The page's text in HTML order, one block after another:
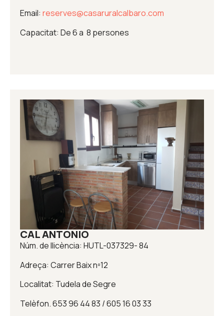
Email: reserves@casaruralcalbaro.com
Capacitat: De 6 a 8 persones
CAL ANTONIO
Núm. de llicència: HUTL-037329- 84
Adreça: Carrer Baix nº12
Localitat: Tudela de Segre
Telèfon. 653 96 44 83 / 605 16 03 33